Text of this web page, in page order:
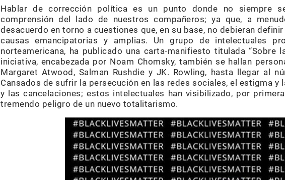
Hablar de corrección política es un punto donde no siempre
comprensión del lado de nuestros compañeros; ya que, a
desacuerdo en torno a cuestiones que, en su base, no debieran
causas emancipatorias y amplias. Un grupo de intelectuales
norteamericana, ha publicado una carta-manifiesto titulada “Sobre
iniciativa, encabezada por Noam Chomsky, también se hallan
Margaret Atwood, Salman Rushdie y JK. Rowling, hasta llegar al
Cansados de sufrir la persecución en las redes sociales, el estigma
y las cancelaciones; estos intelectuales han visibilizado, por
tremendo peligro de un nuevo totalitarismo.